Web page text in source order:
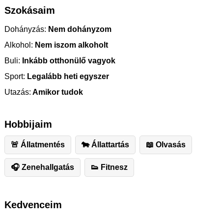
Szokásaim
Dohányzás: Nem dohányzom
Alkohol: Nem iszom alkoholt
Buli: Inkább otthonülő vagyok
Sport: Legalább heti egyszer
Utazás: Amikor tudok
Hobbijaim
🚨 Állatmentés 🐄 Állattartás 📖 Olvasás
🎧 Zenehallgatás 👟 Fitnesz
Kedvenceim